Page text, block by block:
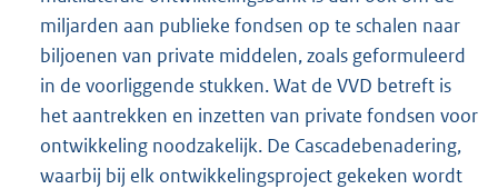
miljarden aan publieke fondsen op te schalen naar
biljoenen van private middelen, zoals geformuleerd
in de voorliggende stukken. Wat de VVD betreft is
het aantrekken en inzetten van private fondsen voor
ontwikkeling noodzakelijk. De Cascadebenadering,
waarbij bij elk ontwikkelingsproject gekeken wordt